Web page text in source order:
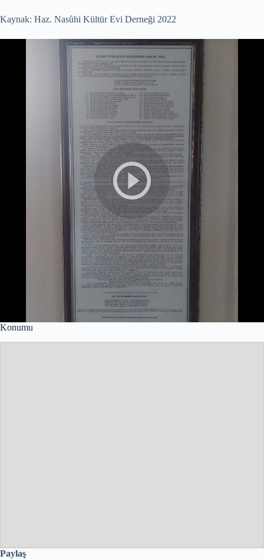
Kaynak: Haz. Nasůhi Kültür Evi Derneği 2022
Konumu
Paylaş